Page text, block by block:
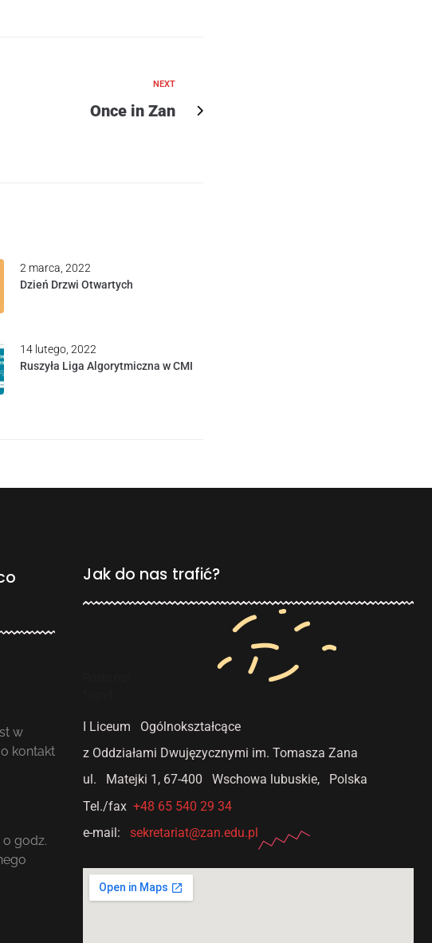
NEXT
Once in Zan
2 marca, 2022
Dzień Drzwi Otwartych
14 lutego, 2022
Ruszyła Liga Algorytmiczna w CMI
w
kontakt
godz.
Jak do nas trafić?
I Liceum Ogólnokształcące
z Oddziałami Dwujęzycznymi im. Tomasza Zana
ul. Matejki 1, 67-400 Wschowa lubuskie, Polska
Tel./fax+48 65 540 29 34
e-mail:sekretariat@zan.edu.pl